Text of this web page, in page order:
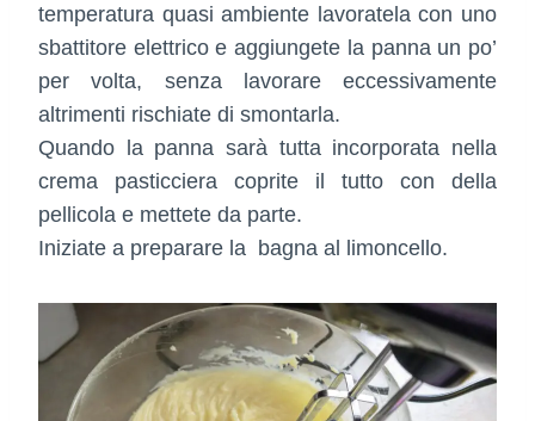
temperatura quasi ambiente lavoratela con uno
sbattitore elettrico e aggiungete la panna un po’
per volta, senza lavorare eccessivamente
altrimenti rischiate di smontarla.
Quando la panna sarà tutta incorporata nella
crema pasticciera coprite il tutto con della
pellicola e mettete da parte.
Iniziate a preparare la bagna al limoncello.